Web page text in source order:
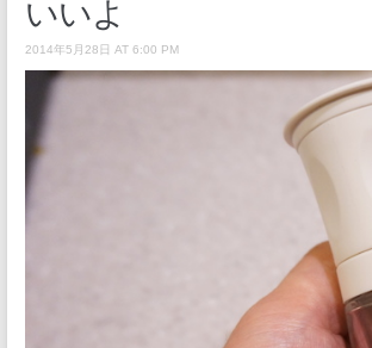
いいよ
2014年5月28日 AT 6:00 PM